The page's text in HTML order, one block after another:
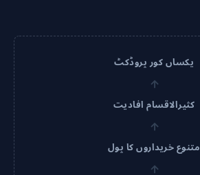
یکساں کور پروڈکٹ
←
کثیرالاقسام افادیت
←
متنوع خریداروں کا پول
←